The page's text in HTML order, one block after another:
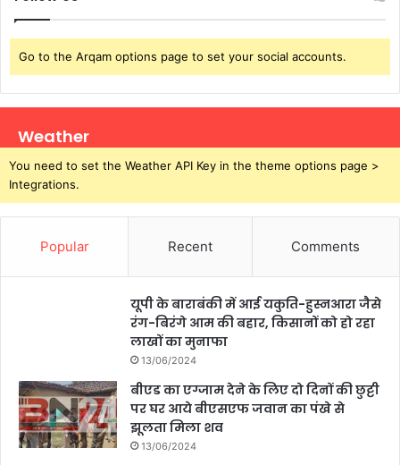
व
को
स
ने
कि
या
र
Go to the Arqam options page to set your social accounts.
Weather
You need to set the Weather API Key in the theme options page >
Integrations.
Popular Recent Comments
यूपी के बाराबंकी में आई यकुति-हुस्नआरा जैसे
रंग-बिरंगे आम की बहार, किसानों को हो रहा
लाखों का मुनाफा
13/06/2024
बीएड का एग्जाम देने के लिए दो दिनों की छुट्टी
पर घर आये बीएसएफ जवान का पंखे से
झूलता मिला शव
13/06/2024